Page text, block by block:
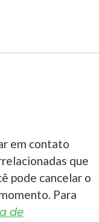
em contato
que
pode cancelar o
Para
de